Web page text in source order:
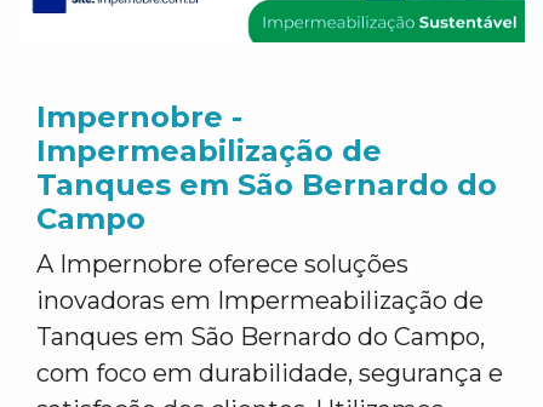
Impernobre -
Impermeabilização de
Tanques em São Bernardo do
Campo
A Impernobre oferece soluções
inovadoras em Impermeabilização de
Tanques em São Bernardo do Campo,
com foco em durabilidade, segurança e